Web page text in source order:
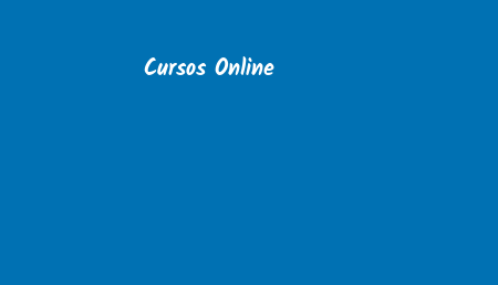
Cursos Online